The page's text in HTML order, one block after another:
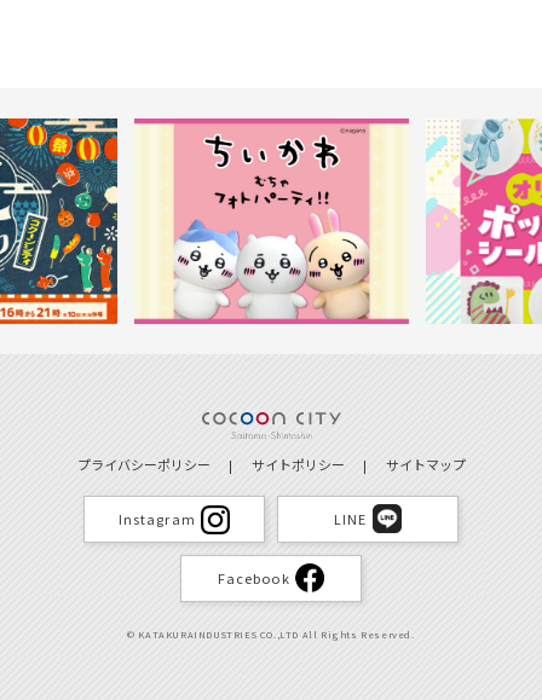
プライバシーポリシー サイトポリシー サイトマップ
Instagram LINE
Facebook
© KATAKURAINDUSTRIES CO.,LTD All Rights Reserved.